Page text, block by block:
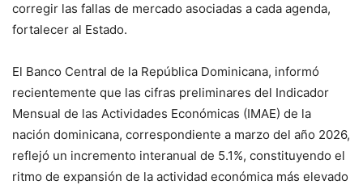
corregir las fallas de mercado asociadas a cada agenda,
fortalecer al Estado.
El Banco Central de la República Dominicana, informó
recientemente que las cifras preliminares del Indicador
Mensual de las Actividades Económicas (IMAE) de la
nación dominicana, correspondiente a marzo del año 2026,
reflejó un incremento interanual de 5.1%, constituyendo el
ritmo de expansión de la actividad económica más elevado